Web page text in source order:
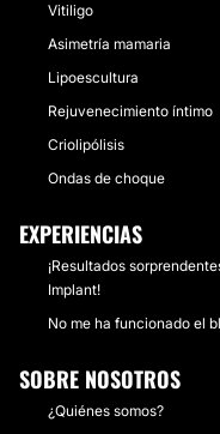
Vitiligo
Asimetría mamaria
Lipoescultura
Rejuvenecimiento íntimo
Criolipólisis
Ondas de choque
EXPERIENCIAS
¡Resultados
Implant!
No me ha funcionado el
SOBRE NOSOTROS
¿Quiénes somos?